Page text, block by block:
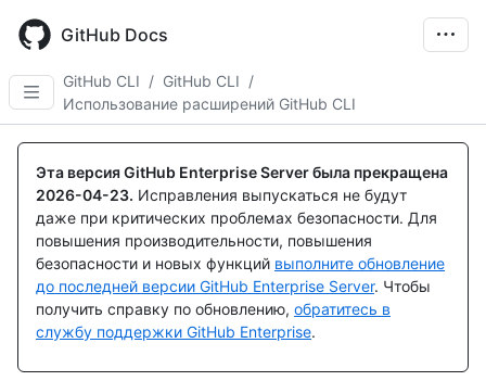
main
content
GitHub Docs
GitHub CLI / GitHub CLI /
Использование расширений GitHub CLI
Эта версия GitHub Enterprise Server была прекращена
2026-04-23. Исправления выпускаться не будут
даже при критических проблемах безопасности. Для
повышения производительности, повышения
безопасности и новых функций выполните обновление
до последней версии GitHub Enterprise Server. Чтобы
получить справку по обновлению, обратитесь в
службу поддержки GitHub Enterprise.